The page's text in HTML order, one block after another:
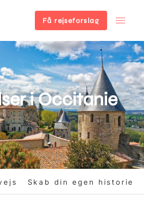
Få rejseforslag
i Occitanie
Skab din egen historie